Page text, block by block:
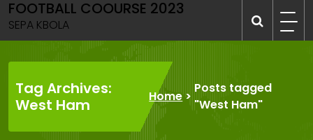
Skip
to
content
FOOTBALL COOURSE 2023
SEPA KBOLA
Tag Archives:
West Ham
Home>
Posts tagged
"West Ham"